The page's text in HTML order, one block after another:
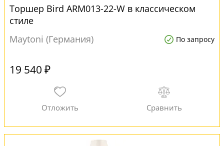
Торшер Bird ARM013-22-W в классическом
стиле
Maytoni (Германия)
По запросу
19 540 ₽